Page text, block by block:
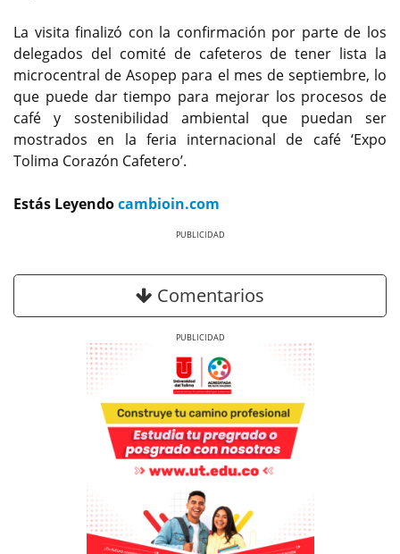
La visita finalizó con la confirmación por parte de los
delegados del comité de cafeteros de tener lista la
microcentral de Asopep para el mes de septiembre, lo
que puede dar tiempo para mejorar los procesos de
café y sostenibilidad ambiental que puedan ser
mostrados en la feria internacional de café ‘Expo
Tolima Corazón Cafetero’.
Estás Leyendocambioin.com
Comentarios